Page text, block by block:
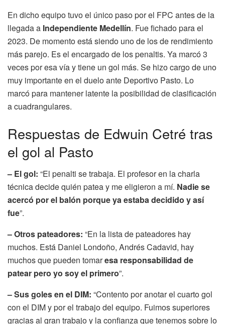
En dicho equipo tuvo el único paso por el FPC antes de la
llegada a Independiente Medellín. Fue fichado para el
2023. De momento está siendo uno de los de rendimiento
más parejo. Es el encargado de los penaltis. Ya marcó 3
veces por esa vía y tiene un gol más. Se hizo cargo de uno
muy importante en el duelo ante Deportivo Pasto. Lo
marcó para mantener latente la posibilidad de clasificación
a cuadrangulares.
Respuestas de Edwuin Cetré tras
el gol al Pasto
– El gol: “El penalti se trabaja. El profesor en la charla
técnica decide quién patea y me eligieron a mí. Nadie se
acercó por el balón porque ya estaba decidido y así
fue”.
– Otros pateadores: “En la lista de pateadores hay
muchos. Está Daniel Londoño, Andrés Cadavid, hay
muchos que pueden tomaresa responsabilidad de
patear pero yo soy el primero”.
– Sus goles en el DIM: “Contento por anotar el cuarto gol
con el DIM y por el trabajo del equipo. Fuimos superiores
gracias al gran trabajo y la confianza que tenemos sobre lo